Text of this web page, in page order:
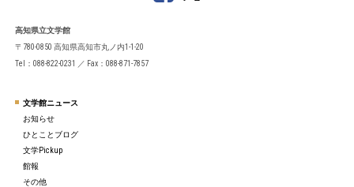
高知県立文学館
〒780-0850 高知県高知市丸ノ内1-1-20
Tel：088-822-0231 ／ Fax：088-871-7857
文学館ニュース
お知らせ
ひとことブログ
文学Pickup
館報
その他